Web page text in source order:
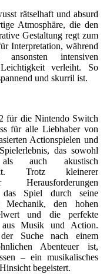
rätselhaft und absurd
Atmosphäre, die den
Gestaltung regt zum
Interpretation, während
intensiven
verleiht. So
und skurril ist.
für die Nintendo Switch
für alle Liebhaber von
Actionspielen und
das sowohl
auch akustisch
Trotz kleinerer
Herausforderungen
das Spiel durch seine
Mechanik, den hohen
und die perfekte
aus Musik und Action.
Suche nach einem
Abenteuer ist,
– ein musikalisches
begeistert.